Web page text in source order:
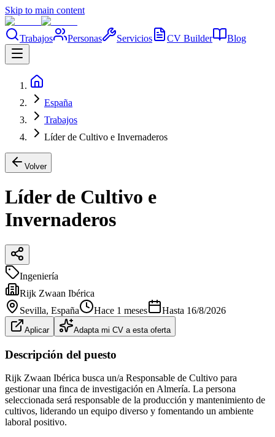
Skip to main content
Trabajos Personas Servicios CV Builder Blog
España
Trabajos
Líder de Cultivo e Invernaderos
Volver
Líder de Cultivo e
Invernaderos
Ingeniería
Rijk Zwaan Ibérica
Sevilla, España Hace 1 meses Hasta 16/8/2026
Aplicar Adapta mi CV a esta oferta
Descripción del puesto
Rijk Zwaan Ibérica busca un/a Responsable de Cultivo para
gestionar una finca de investigación en Almería. La persona
seleccionada será responsable de la producción y mantenimiento de
cultivos, liderando un equipo diverso y fomentando un ambiente
laboral positivo.